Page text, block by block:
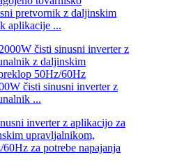
pretvornik z daljinskim
aplikacije ...
čisti sinusni inverter z
...